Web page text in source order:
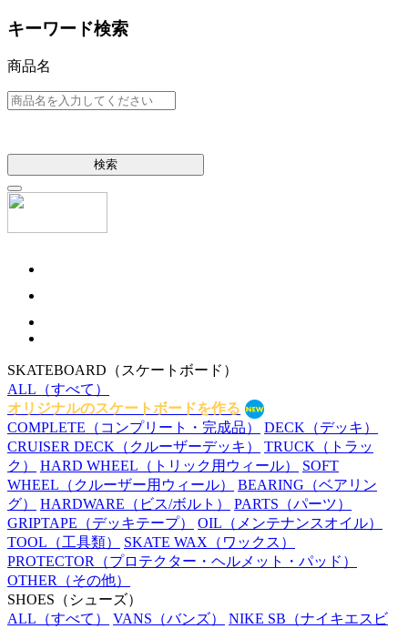
キーワード検索
商品名
検索
SKATEBOARD （スケートボード）
ALL （すべて）
オリジナルのスケートボードを作る
COMPLETE （コンプリート・完成品） DECK （デッキ）
CRUISER DECK （クルーザーデッキ） TRUCK （トラッ
ク）
HARD WHEEL （トリック用ウィール）
SOFT
WHEEL （クルーザー用ウィール） BEARING （ベアリン
グ）
HARDWARE （ビス/ボルト） PARTS （パーツ）
GRIPTAPE （デッキテープ） OIL （メンテナンスオイル）
TOOL （工具類） SKATE WAX （ワックス）
PROTECTOR （プロテクター・ヘルメット・パッド）
OTHER （その他）
SHOES （シューズ）
ALL （すべて） VANS （バンズ） NIKE SB （ナイキエスビ